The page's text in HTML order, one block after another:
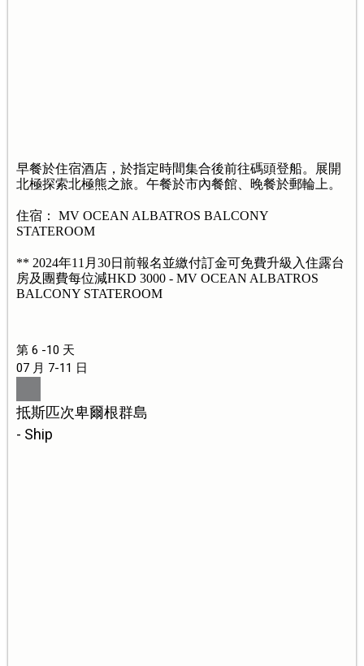
早餐於住宿酒店，於指定時間集合後前往碼頭登船。展開
北極探索北極熊之旅。午餐於市內餐館、晚餐於郵輪上。
住宿： MV OCEAN ALBATROS BALCONY
STATEROOM
** 2024年11月30日前報名並繳付訂金可免費升級入住露台
房及團費每位減HKD 3000 - MV OCEAN ALBATROS
BALCONY STATEROOM
第 6 -10 天
07 月 7-11 日
抵斯匹次卑爾根群島
- Ship